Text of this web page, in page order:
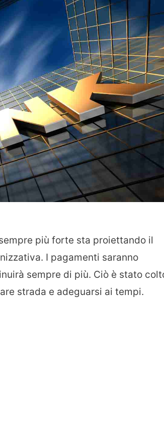
più forte sta proiettando il
I pagamenti saranno
sempre di più. Ciò è stato
strada e adeguarsi ai tempi.